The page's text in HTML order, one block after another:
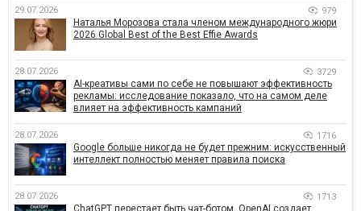
29.07.2026 979
Наталья Морозова стала членом международного жюри
2026 Global Best of the Best Effie Awards
28.07.2026 3729
AI-креативы сами по себе не повышают эффективность
рекламы: исследование показало, что на самом деле
влияет на эффективность кампаний
28.07.2026 1716
Google больше никогда не будет прежним: искусственный
интеллект полностью меняет правила поиска
28.07.2026 1713
ChatGPT перестает быть чат-ботом. OpenAI создает